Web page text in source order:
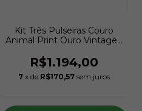
Kit Três Pulseiras Couro
Animal Print Ouro Vintage |
R$1.194,00
7 x de R$170,57 sem juros